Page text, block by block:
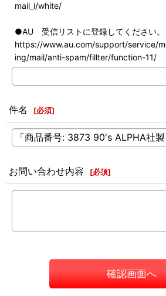
mail_i/white/
●AU 受信リストに登録してください。
https://www.au.com/support/service/
ing/mail/anti-spam/fillter/function-11/
件名 [必須]
お問い合わせ内容 [必須]
確認画面へ